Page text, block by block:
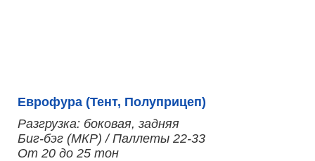
Еврофура (Тент, Полуприцеп)
Разгрузка: боковая, задняя
Биг-бэг (МКР) / Паллеты 22-33
От 20 до 25 тон